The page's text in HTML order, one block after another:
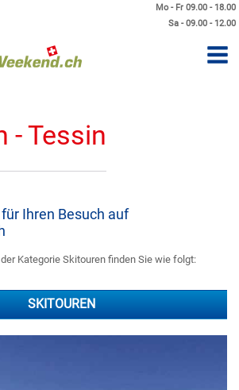
Mo - Fr 09.00 - 18.00
Sa - 09.00 - 12.00
- Tessin
Ihren Besuch auf
Kategorie Skitouren finden Sie wie folgt:
SKITOUREN